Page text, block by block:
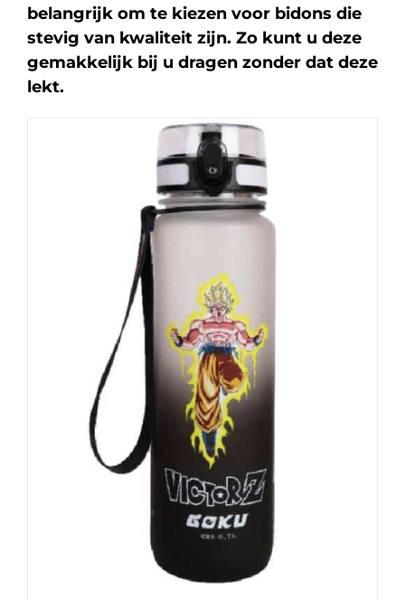
belangrijk om te kiezen voor bidons die
stevig van kwaliteit zijn. Zo kunt u deze
gemakkelijk bij u dragen zonder dat deze
lekt.